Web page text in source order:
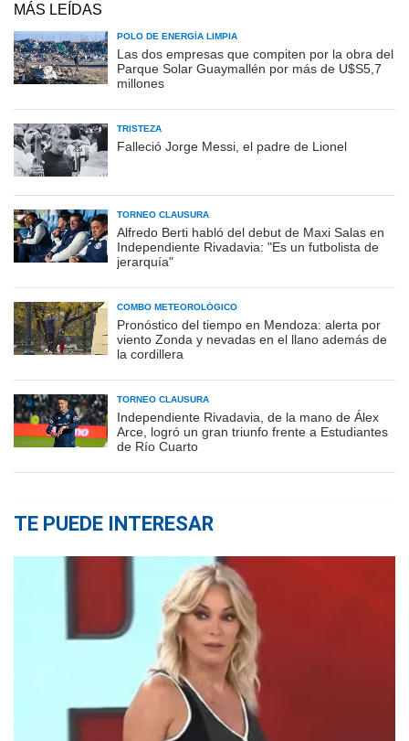
MÁS LEÍDAS
POLO DE ENERGÍA LIMPIA
Las dos empresas que compiten por la obra del
Parque Solar Guaymallén por más de U$S5,7
millones
TRISTEZA
Falleció Jorge Messi, el padre de Lionel
TORNEO CLAUSURA
Alfredo Berti habló del debut de Maxi Salas en
Independiente Rivadavia: "Es un futbolista de
jerarquía"
COMBO METEOROLÓGICO
Pronóstico del tiempo en Mendoza: alerta por
viento Zonda y nevadas en el llano además de
la cordillera
TORNEO CLAUSURA
Independiente Rivadavia, de la mano de Álex
Arce, logró un gran triunfo frente a Estudiantes
de Río Cuarto
TE PUEDE INTERESAR